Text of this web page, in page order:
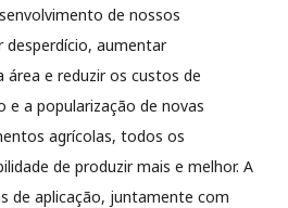
de nossos
desperdício, aumentar
e reduzir os custos de
e a popularização de novas
agrícolas, todos os
de produzir mais e melhor. A
de aplicação, juntamente com